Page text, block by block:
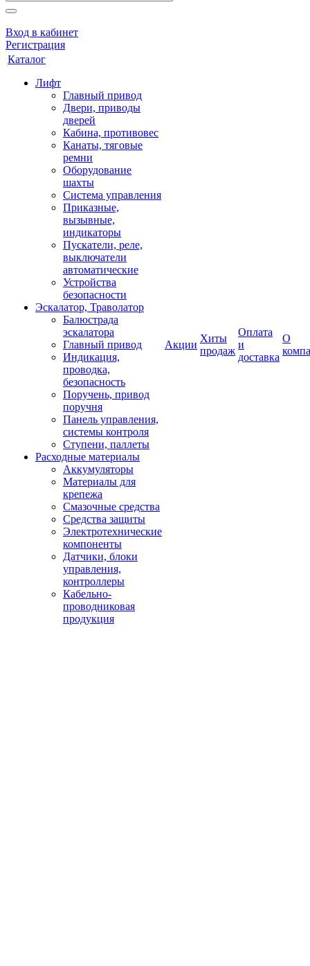
Вход в кабинет
Регистрация
Каталог
Лифт
Главный привод
Двери, приводы
дверей
Кабина, противовес
Канаты, тяговые
ремни
Оборудование
шахты
Система управления
Приказные,
вызывные,
индикаторы
Пускатели, реле,
выключатели
автоматические
Устройства
безопасности
Эскалатор, Траволатор
Балюстрада
эскалатора
Главный привод
Индикация,
проводка,
безопасность
Поручень, привод
поручня
Панель управления,
системы контроля
Ступени, паллеты
Расходные материалы
Аккумуляторы
Материалы для
крепежа
Смазочные средства
Средства защиты
Электротехнические
компоненты
Датчики, блоки
управления,
контроллеры
Кабельно-
проводниковая
продукция
Акции
Хиты
продаж
Оплата
и
доставка
О